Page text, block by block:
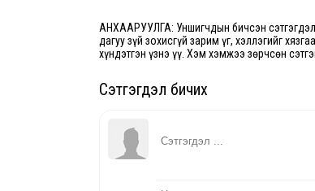
АНХААРУУЛГА: Уншигчдын бичсэн
дагуу зүй зохисгүй зарим үг, хэллэгийг
хүндэтгэн үзнэ үү. Хэм хэмжээ зөрчсөн
Сэтгэгдэл бичих